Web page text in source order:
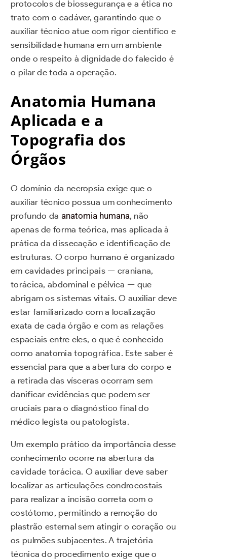
protocolos de biossegurança e a ética no
trato com o cadáver, garantindo que o
auxiliar técnico atue com rigor científico e
sensibilidade humana em um ambiente
onde o respeito à dignidade do falecido é
o pilar de toda a operação.
Anatomia Humana
Aplicada e a
Topografia dos
Órgãos
O domínio da necropsia exige que o
auxiliar técnico possua um conhecimento
profundo da anatomia humana, não
apenas de forma teórica, mas aplicada à
prática da dissecação e identificação de
estruturas. O corpo humano é organizado
em cavidades principais — craniana,
torácica, abdominal e pélvica — que
abrigam os sistemas vitais. O auxiliar deve
estar familiarizado com a localização
exata de cada órgão e com as relações
espaciais entre eles, o que é conhecido
como anatomia topográfica. Este saber é
essencial para que a abertura do corpo e
a retirada das vísceras ocorram sem
danificar evidências que podem ser
cruciais para o diagnóstico final do
médico legista ou patologista.
Um exemplo prático da importância desse
conhecimento ocorre na abertura da
cavidade torácica. O auxiliar deve saber
localizar as articulações condrocostais
para realizar a incisão correta com o
costótomo, permitindo a remoção do
plastrão esternal sem atingir o coração ou
os pulmões subjacentes. A trajetória
técnica do procedimento exige que o